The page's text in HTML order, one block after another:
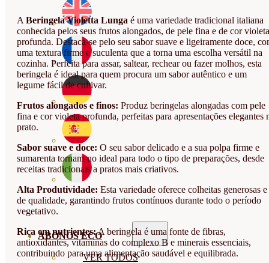
ABONOS ECO
VER TODOS
A Beringela Violetta Lunga é uma variedade tradicional italiana
conhecida pelos seus frutos alongados, de pele fina e de cor violeta
profunda. Destaca-se pelo seu sabor suave e ligeiramente doce,
uma textura firme e suculenta que a torna uma escolha versátil na
cozinha. Perfeita para assar, saltear, rechear ou fazer molhos, esta
beringela é ideal para quem procura um sabor autêntico e um
legume fácil de cultivar.
Frutos alongados e finos: Produz beringelas alongadas com pele
fina e cor violeta profunda, perfeitas para apresentações elegantes
prato.
Sabor suave e doce: O seu sabor delicado e a sua polpa firme e
sumarenta tornam-no ideal para todo o tipo de preparações, desde
receitas tradicionais a pratos mais criativos.
Alta Produtividade: Esta variedade oferece colheitas generosas e
de qualidade, garantindo frutos contínuos durante todo o período
vegetativo.
Rica em nutrientes:A beringela é uma fonte de fibras,
antioxidantes, vitaminas do complexo B e minerais essenciais,
contribuindo para uma alimentação saudável e equilibrada.